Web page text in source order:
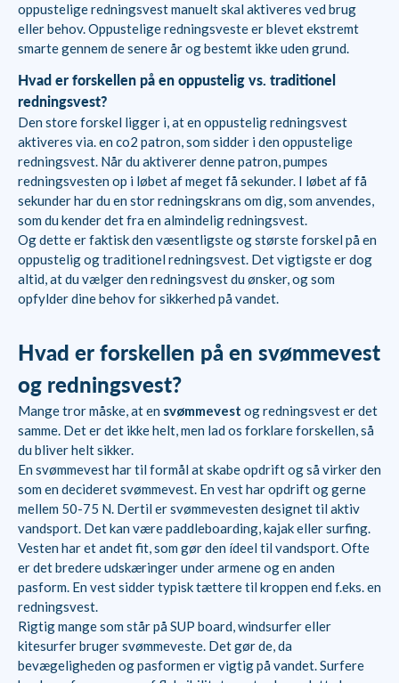
oppustelige redningsvest manuelt skal aktiveres ved brug
eller behov. Oppustelige redningsveste er blevet ekstremt
smarte gennem de senere år og bestemt ikke uden grund.
Hvad er forskellen på en oppustelig vs. traditionel
redningsvest?
Den store forskel ligger i, at en oppustelig redningsvest
aktiveres via. en co2 patron, som sidder i den oppustelige
redningsvest. Når du aktiverer denne patron, pumpes
redningsvesten op i løbet af meget få sekunder. I løbet af få
sekunder har du en stor redningskrans om dig, som anvendes,
som du kender det fra en almindelig redningsvest.
Og dette er faktisk den væsentligste og største forskel på en
oppustelig og traditionel redningsvest. Det vigtigste er dog
altid, at du vælger den redningsvest du ønsker, og som
opfylder dine behov for sikkerhed på vandet.
Hvad er forskellen på en svømmevest
og redningsvest?
Mange tror måske, at en svømmevest og redningsvest er det
samme. Det er det ikke helt, men lad os forklare forskellen, så
du bliver helt sikker.
En svømmevest har til formål at skabe opdrift og så virker den
som en decideret svømmevest. En vest har opdrift og gerne
mellem 50-75 N. Dertil er svømmevesten designet til aktiv
vandsport. Det kan være paddleboarding, kajak eller surfing.
Vesten har et andet fit, som gør den ídeel til vandsport. Ofte
er det bredere udskæringer under armene og en anden
pasform. En vest sidder typisk tættere til kroppen end f.eks. en
redningsvest.
Rigtig mange som står på SUP board, windsurfer eller
kitesurfer bruger svømmeveste. Det gør de, da
bevægeligheden og pasformen er vigtig på vandet. Surfere